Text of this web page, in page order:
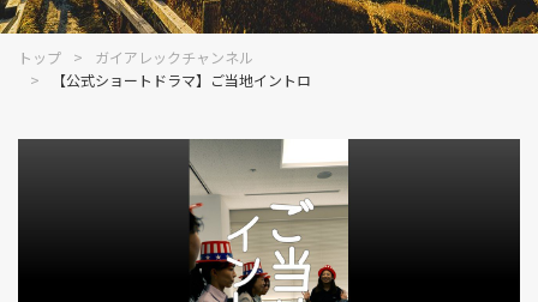
トップ
ガイアレックチャンネル
【公式ショートドラマ】ご当地イントロ